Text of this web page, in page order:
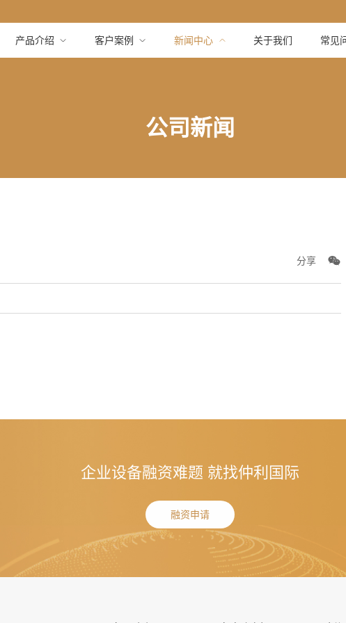
产品介绍 客户案例 新闻中心 关于我们 常见
公司新闻
分享
企业设备融资难题 就找仲利国际
融资申请